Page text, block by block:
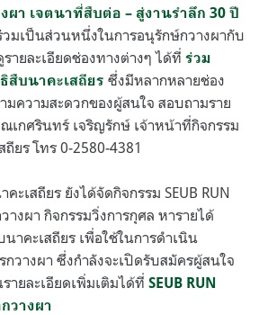
ผา เจตนาที่สืบต่อ – สู่งานรำลึก 30 ปี
วมเป็นส่วนหนึ่งในการอนุรักษ์กวางผากับ
ายละเอียดช่องทางต่างๆ ได้ที่ ร่วม
บนาคะเสถียร ซึ่งมีหลากหลายช่อง
ความสะดวกของผู้สนใจ สอบถามราย
เกศรินทร์ เจริญรักษ์ เจ้าหน้าที่กิจกรรม
ยร โทร 0-2580-4381
ะเสถียร ยังได้จัดกิจกรรม SEUB RUN
วางผา กิจกรรมวิ่งการกุศล หารายได้
คะเสถียร เพื่อใช้ในการดำเนิน
วางผา ซึ่งกำลังจะเปิดรับสมัครผู้สนใจ
ายละเอียดเพิ่มเติมได้ที่ SEUB RUN
กวางผา